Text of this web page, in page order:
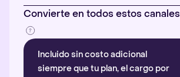
Convierte en todos estos canales
Incluido sin costo adicional
siempre que tu plan, el cargo por